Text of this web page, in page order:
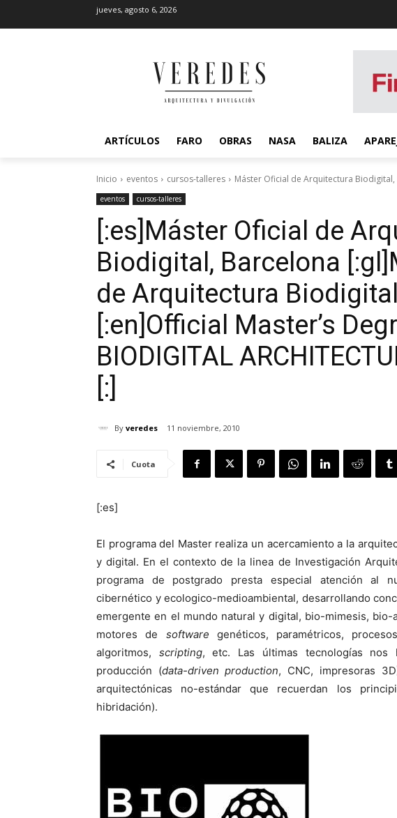
jueves, agosto 6, 2026
ARTÍCULOS FARO OBRAS NASA BALIZA
Inicio eventos cursos-talleres Máster Oficial de Arquitectura
eventos cursos-talleres
[:es]Máster Oficial de
Biodigital, Barcelona
de Arquitectura
[:en]Official Master’s
BIODIGITAL
[:]
By veredes 11 noviembre, 2010
Cuota
[:es]
El programa del Master realiza un acercamiento a la
y digital. En el contexto de la linea de Investigación
programa de postgrado presta especial atención al
cibernético y ecologico-medioambiental, desarrollando
emergente en el mundo natural y digital, bio-mimesis, bio-
motores de software genéticos, paramétricos,
algoritmos, scripting, etc. Las últimas tecnologías nos
producción (data-driven production, CNC, impresoras
arquitectónicas no-estándar que recuerdan los
hibridación).